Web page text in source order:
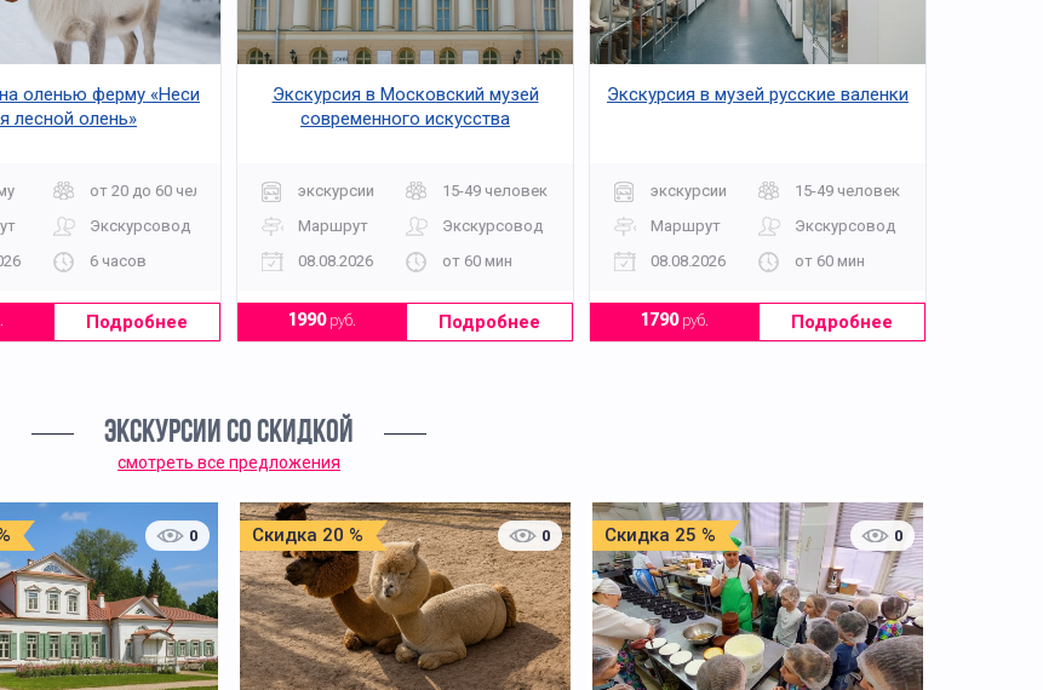
оленью ферму «Неси
лесной олень»
от 20 до 60 человек
Экскурсовод
6 часов
Подробнее
Экскурсия в Московский музей
современного искусства
экскурсии
15-49 человек
Маршрут
Экскурсовод
08.08.2026
от 60 мин
1990руб. Подробнее
Экскурсия в музей русские валенки
экскурсии
15-49 человек
Маршрут
Экскурсовод
08.08.2026
от 60 мин
1790руб. Подробнее
ЭКСКУРСИИ СО СКИДКОЙ
смотреть все предложения
0 Скидка 20 % 0 Скидка 25 % 0